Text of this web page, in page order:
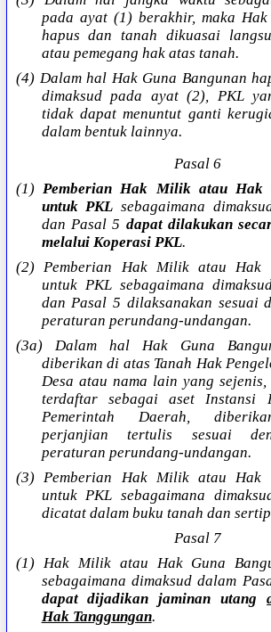
pada ayat (1) berakhir, maka Hak
hapus dan tanah dikuasai
atau pemegang hak atas tanah.
(4) Dalam hal Hak Guna Bangunan
dimaksud pada ayat (2), PKL
tidak dapat menuntut ganti
dalam bentuk lainnya.
Pasal 6
(1)Pemberian Hak Milik atau Hak
untuk PKL sebagaimana
dan Pasal 5 dapat dilakukan
melalui Koperasi PKL.
(2) Pemberian Hak Milik atau Hak
untuk PKL sebagaimana
dan Pasal 5 dilaksanakan sesuai
peraturan perundang-undangan.
(3a) Dalam hal Hak Guna
diberikan di atas Tanah Hak
Desa atau nama lain yang
terdaftar sebagai aset Instansi
Pemerintah Daerah,
perjanjian tertulis sesuai
peraturan perundang-undangan.
(3) Pemberian Hak Milik atau Hak
untuk PKL sebagaimana
dicatat dalam buku tanah dan
Pasal 7
(1) Hak Milik atau Hak Guna
sebagaimana dimaksud dalam
dapat dijadikan jaminan utang
Hak Tanggungan.